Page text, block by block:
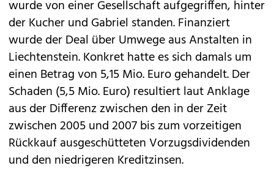
wurde von einer Gesellschaft aufgegriffen, hinter
der Kucher und Gabriel standen. Finanziert
wurde der Deal über Umwege aus Anstalten in
Liechtenstein. Konkret hatte es sich damals um
einen Betrag von 5,15 Mio. Euro gehandelt. Der
Schaden (5,5 Mio. Euro) resultiert laut Anklage
aus der Differenz zwischen den in der Zeit
zwischen 2005 und 2007 bis zum vorzeitigen
Rückkauf ausgeschütteten Vorzugsdividenden
und den niedrigeren Kreditzinsen.